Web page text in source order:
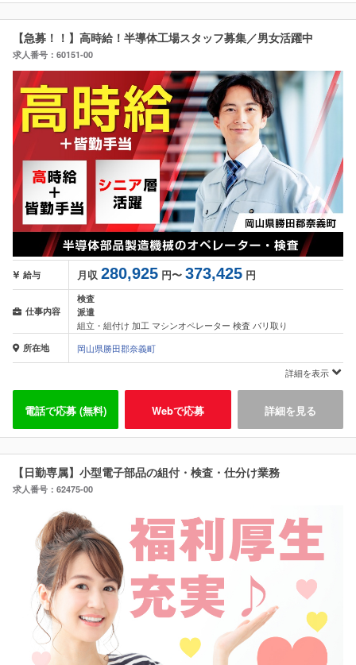
【急募！！】高時給！半導体工場スタッフ募集／男女活躍中
求人番号：60151-00
給与 月収 280,925 円〜 373,425 円
仕事内容
検査
派遣
組立・組付け 加工 マシンオペレーター 検査 バリ取り
所在地
岡山県勝田郡奈義町
詳細を表示
電話で応募 (無料) Webで応募 詳細を見る
【日勤専属】小型電子部品の組付・検査・仕分け業務
求人番号：62475-00